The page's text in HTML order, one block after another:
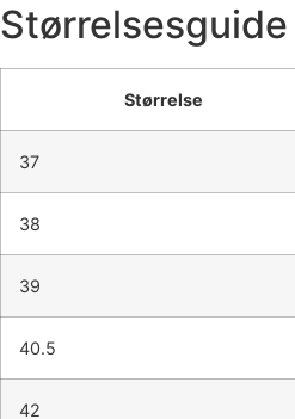
Størrelsesguide
Størrelse
37
38
39
40.5
42